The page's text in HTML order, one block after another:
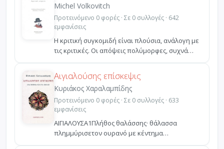
Michel Volkovitch
Προτεινόμενο 0 φορές · Σε 0 συλλογές · 642
εμφανίσεις
Η κριτική συγκομιδή είναι πλούσια, ανάλογη με
τις κριτικές. Οι απόψεις πολύμορφες, συχνά
διατυπωμένε...
Αιγιαλούσης επίσκεψις
Κυριάκος Χαραλαμπίδης
Προτεινόμενο 0 φορές · Σε 0 συλλογές · 633
εμφανίσεις
ΑΙΓΙΑΛΟΥΣΑ1Πλήθος θαλάσσης· θάλασσα
πλημμύρισετον ουρανό με κέντημα
χρυσό.Γλωσσολαλιά· ρινισμένα τα ...